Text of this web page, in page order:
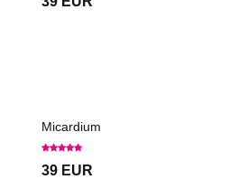
Micardium
39 EUR